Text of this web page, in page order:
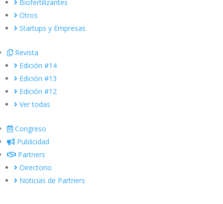
Biofertilizantes
Otros
Startups y Empresas
Revista
Edición #14
Edición #13
Edición #12
Ver todas
Congreso
Publicidad
Partners
Directorio
Noticias de Partners